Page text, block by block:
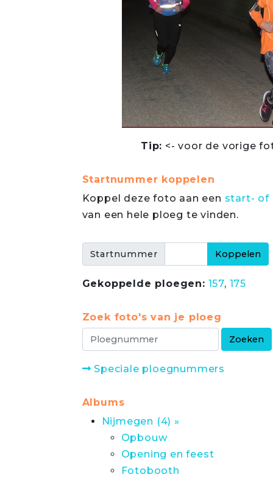
Tip: <- voor de vorige
Startnummer koppelen
Koppel deze foto aan een start- of
van een hele ploeg te vinden.
Startnummer
Gekoppelde ploegen: 157, 175
Zoek foto's van je ploeg
Speciale ploegnummers
Albums
Nijmegen (4) »
Opbouw
Opening en feest
Fotobooth